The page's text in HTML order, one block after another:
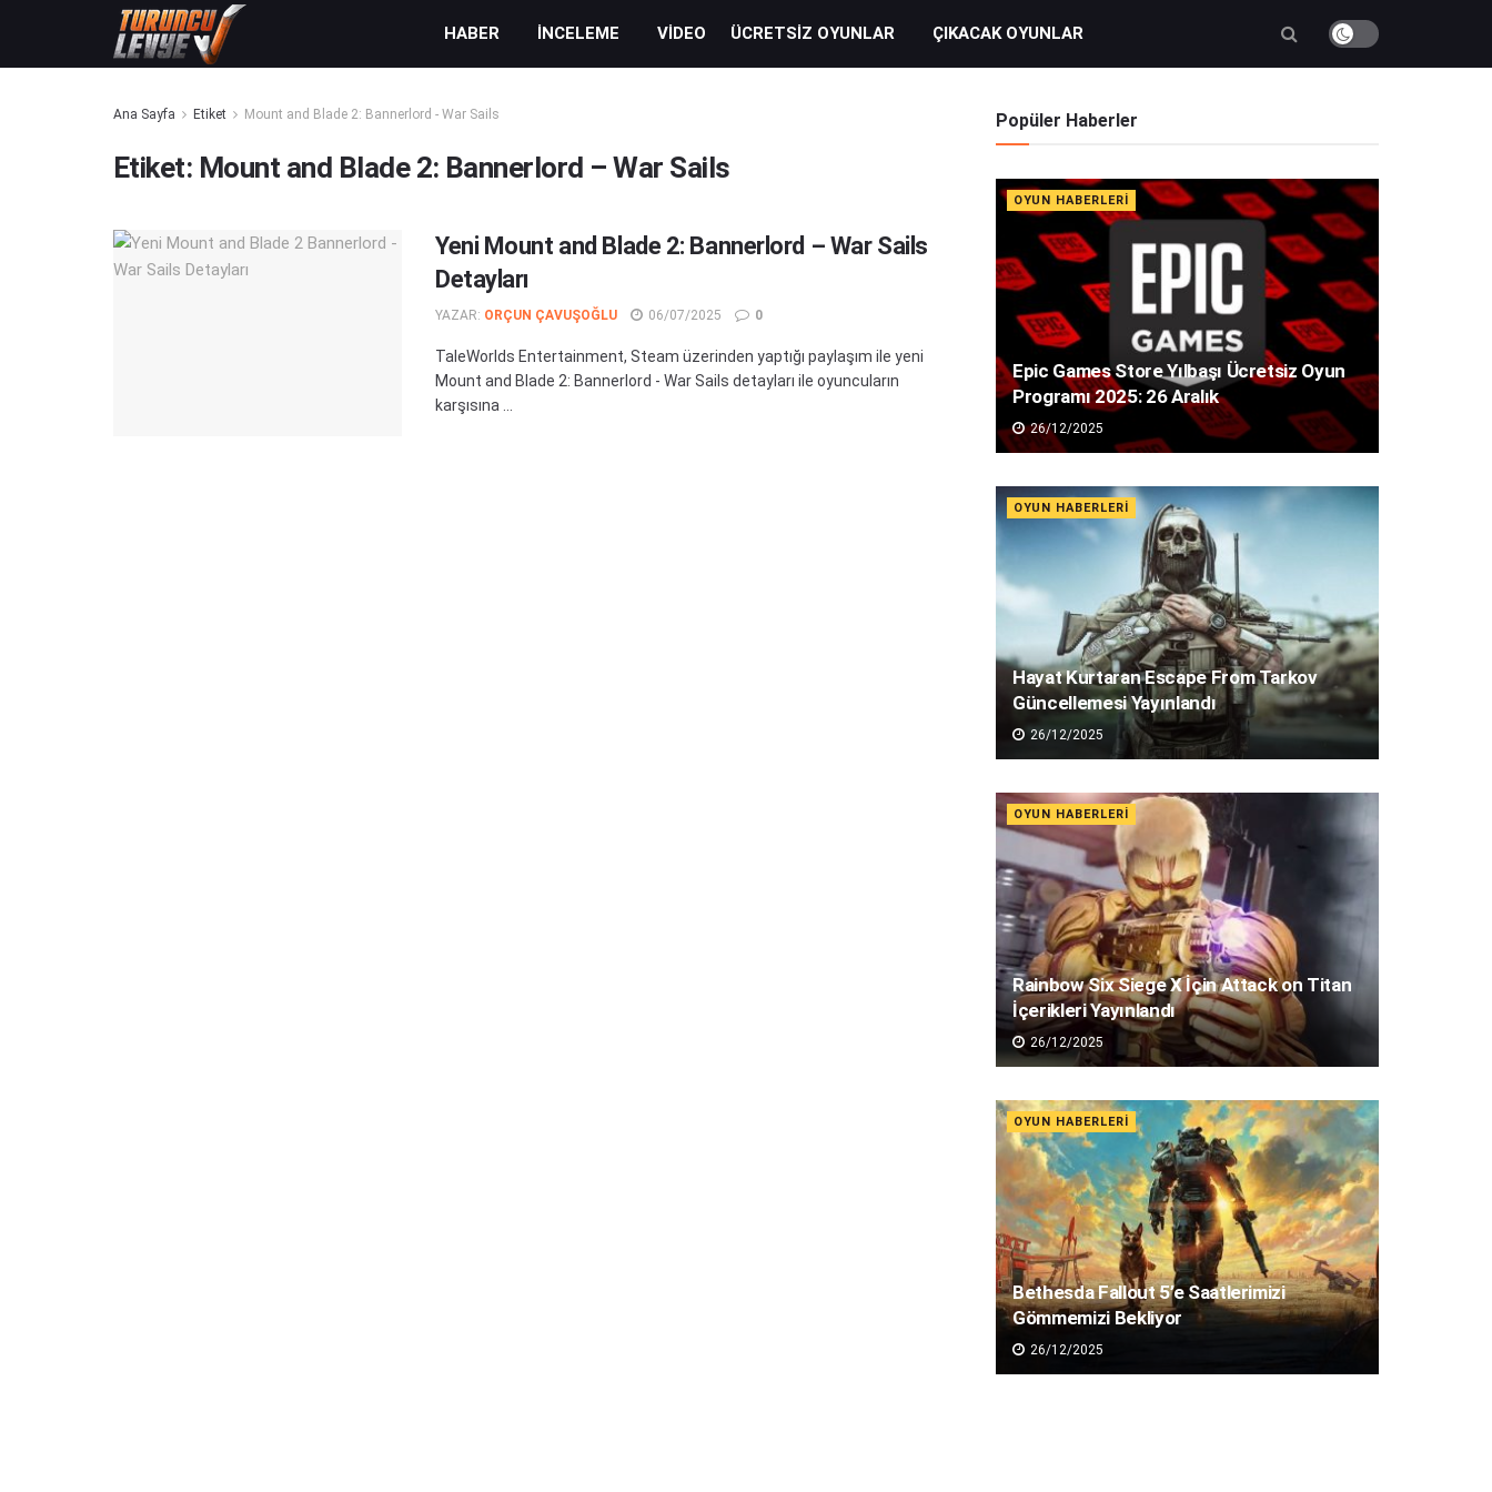
HABER İNCELEME VIDEO ÜCRETSIZ OYUNLAR ÇIKACAK OYUNLAR
Ana Sayfa Etiket Mount and Blade 2: Bannerlord - War Sails
Etiket: Mount and Blade 2: Bannerlord – War Sails
Yeni Mount and Blade 2: Bannerlord – War Sails
Detayları
YAZAR: ORÇUN ÇAVUŞOĞLU 06/07/2025 0
TaleWorlds Entertainment, Steam üzerinden yaptığı paylaşım ile yeni
Mount and Blade 2: Bannerlord - War Sails detayları ile oyuncuların
karşısına ...
Popüler Haberler
OYUN HABERLERI
Epic Games Store Yılbaşı Ücretsiz Oyun
Programı 2025: 26 Aralık
26/12/2025
OYUN HABERLERI
Hayat Kurtaran Escape From Tarkov
Güncellemesi Yayınlandı
26/12/2025
OYUN HABERLERI
Rainbow Six Siege X İçin Attack on Titan
İçerikleri Yayınlandı
26/12/2025
OYUN HABERLERI
Bethesda Fallout 5’e Saatlerimizi
Gömmemizi Bekliyor
26/12/2025